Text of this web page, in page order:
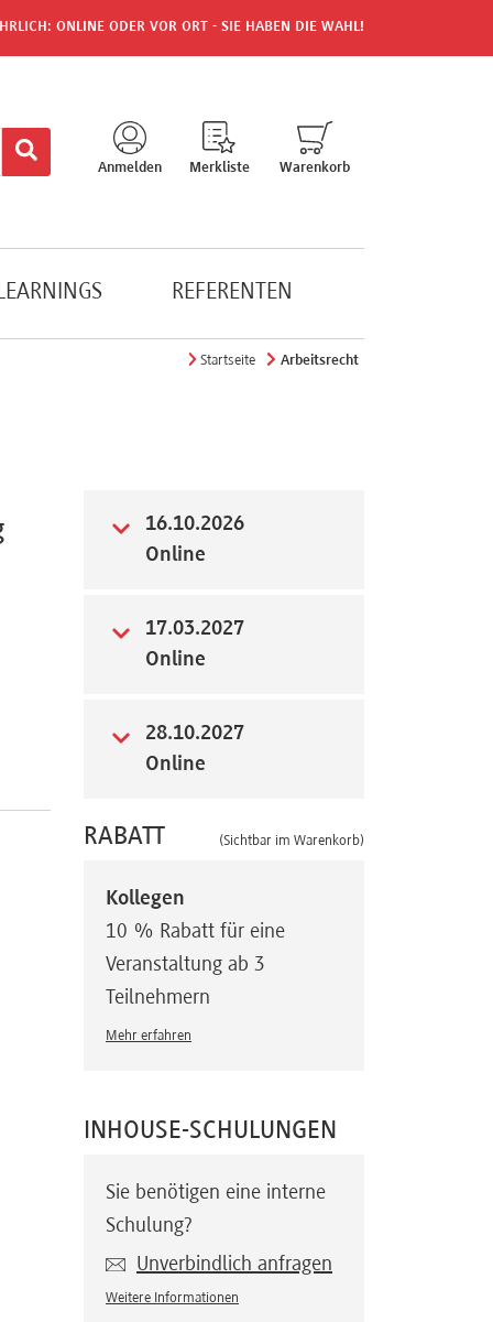
ONLINE ODER VOR ORT - SIE HABEN DIE WAHL!
Anmelden Merkliste Warenkorb
REFERENTEN
Startseite Arbeitsrecht
16.10.2026
Online
17.03.2027
Online
28.10.2027
Online
RABATT (Sichtbar im Warenkorb)
Kollegen
10 % Rabatt für eine
Veranstaltung ab 3
Teilnehmern
Mehr erfahren
INHOUSE-SCHULUNGEN
Sie benötigen eine interne
Schulung?
Unverbindlich anfragen
Weitere Informationen